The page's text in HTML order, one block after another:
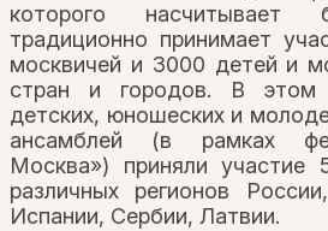
которого
традиционно принимает
москвичей и 3000 детей и
стран и городов. В этом
детских, юношеских и
ансамблей (в рамках
Москва») приняли участие
различных регионов
Испании, Сербии, Латвии.